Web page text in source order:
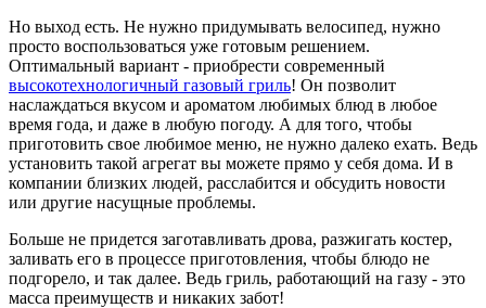
Но выход есть. Не нужно придумывать велосипед, нужно
просто воспользоваться уже готовым решением.
Оптимальный вариант - приобрести современный
высокотехнологичный газовый гриль! Он позволит
наслаждаться вкусом и ароматом любимых блюд в любое
время года, и даже в любую погоду. А для того, чтобы
приготовить свое любимое меню, не нужно далеко ехать. Ведь
установить такой агрегат вы можете прямо у себя дома. И в
компании близких людей, расслабится и обсудить новости
или другие насущные проблемы.
Больше не придется заготавливать дрова, разжигать костер,
заливать его в процессе приготовления, чтобы блюдо не
подгорело, и так далее. Ведь гриль, работающий на газу - это
масса преимуществ и никаких забот!